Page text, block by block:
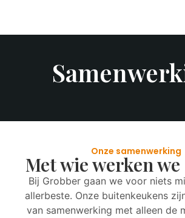
Onze samenwerking
Met wie werken we
Bij Grobber gaan we voor niets
allerbeste. Onze buitenkeukens
van samenwerking met alleen de